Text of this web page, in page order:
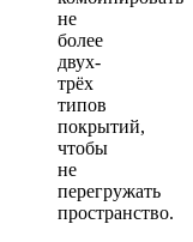
не
более
двух-
трёх
типов
покрытий,
чтобы
не
перегружать
пространство.